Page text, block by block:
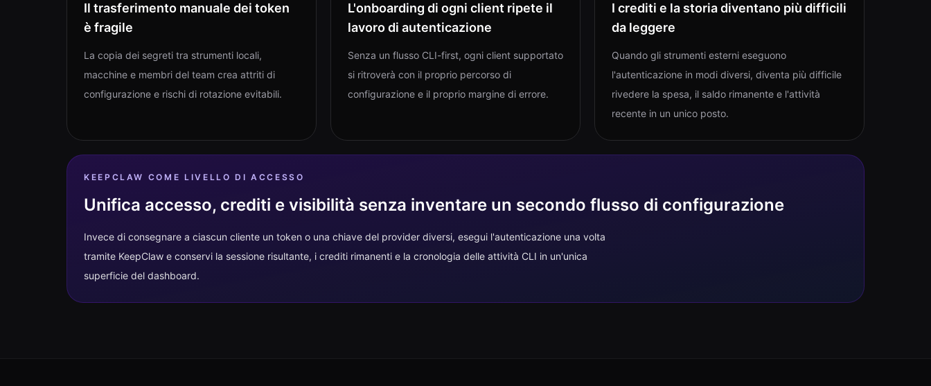
Il trasferimento manuale dei token
è fragile
La copia dei segreti tra strumenti locali,
macchine e membri del team crea attriti di
configurazione e rischi di rotazione evitabili.
L'onboarding di ogni client ripete il
lavoro di autenticazione
Senza un flusso CLI-first, ogni client supportato
si ritroverà con il proprio percorso di
configurazione e il proprio margine di errore.
I crediti e la storia diventano più difficili
da leggere
Quando gli strumenti esterni eseguono
l'autenticazione in modi diversi, diventa più difficile
rivedere la spesa, il saldo rimanente e l'attività
recente in un unico posto.
KEEPCLAW COME LIVELLO DI ACCESSO
Unifica accesso, crediti e visibilità senza inventare un secondo flusso di configurazione
Invece di consegnare a ciascun cliente un token o una chiave del provider diversi, esegui l'autenticazione una volta
tramite KeepClaw e conservi la sessione risultante, i crediti rimanenti e la cronologia delle attività CLI in un'unica
superficie del dashboard.